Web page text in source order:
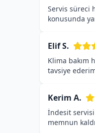
Servis süreci
konusunda
Elif S.
Klima bakım
tavsiye
Kerim A.
İndesit
memnun